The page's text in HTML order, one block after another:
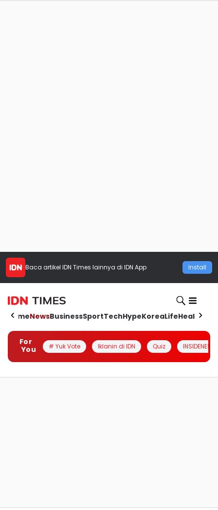
Baca artikel IDN Times lainnya di IDN App Install
HomeNewsBusinessSportTechHypeKoreaLifeHealth
For
You
# Yuk Vote Iklanin di IDN Quiz INSIDENESIA